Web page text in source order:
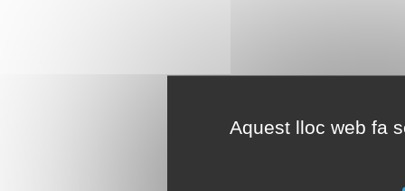
Aquest lloc web fa